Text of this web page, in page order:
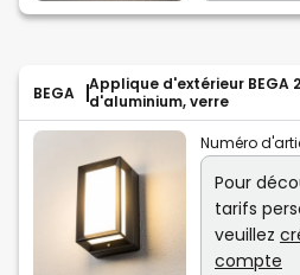
BEGA
Applique d'extérieur BEGA
d'aluminium, verre
Numéro
Pour
tarifs
veuillez
compte